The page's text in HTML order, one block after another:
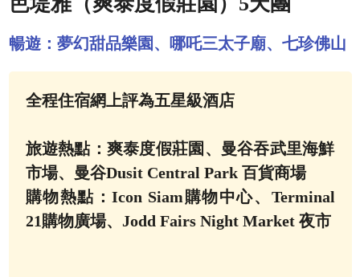
暢遊：夢幻甜品樂園、哪吒三太子廟、七珍佛山
全程住宿網上評為五星級酒店
旅遊熱點：爽泰度假莊園、曼谷吞武里海鮮
市場、曼谷Dusit Central Park 百貨商場
購物熱點：Icon Siam購物中心、Terminal
21購物廣場、Jodd Fairs Night Market 夜市